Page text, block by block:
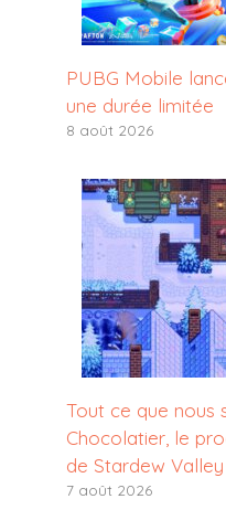
PUBG Mobile
une durée limitée
8 août 2026
Tout ce que nous
Chocolatier, le
de Stardew Valley
7 août 2026